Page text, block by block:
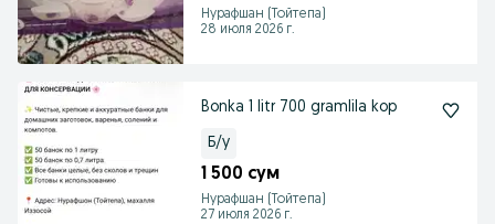
Нурафшан (Тойтепа)
28 июля 2026 г.
Bonka 1 litr 700 gramlila kop
Б/у
1 500 сум
Нурафшан (Тойтепа)
27 июля 2026 г.